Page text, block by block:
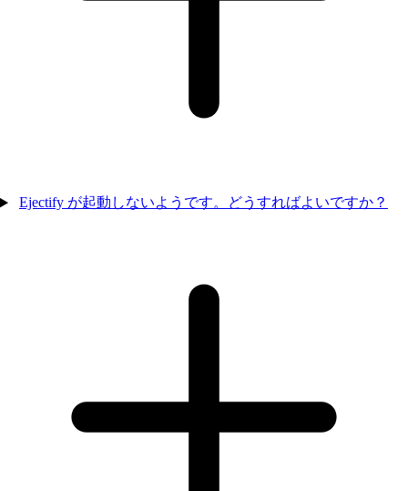
Ejectify が起動しないようです。どうすればよいですか？